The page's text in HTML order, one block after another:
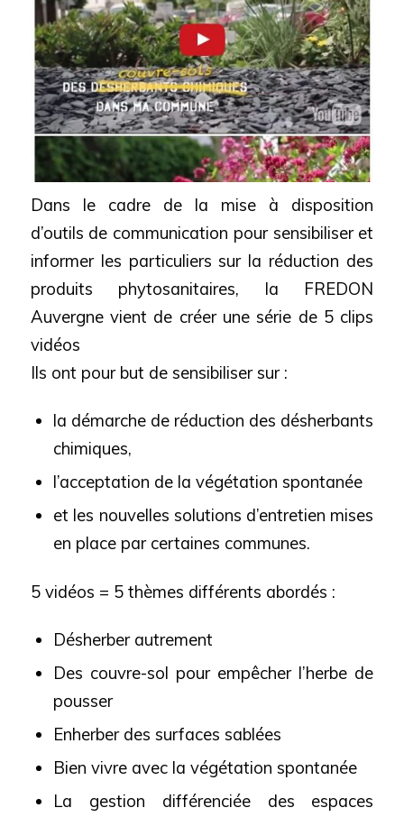
Dans le cadre de la mise à disposition
d’outils de communication pour sensibiliser et
informer les particuliers sur la réduction des
produits phytosanitaires, la FREDON
Auvergne vient de créer une série de 5 clips
vidéos
Ils ont pour but de sensibiliser sur :
la démarche de réduction des désherbants
chimiques,
l’acceptation de la végétation spontanée
et les nouvelles solutions d’entretien mises
en place par certaines communes.
5 vidéos = 5 thèmes différents abordés :
Désherber autrement
Des couvre-sol pour empêcher l’herbe de
pousser
Enherber des surfaces sablées
Bien vivre avec la végétation spontanée
La gestion différenciée des espaces